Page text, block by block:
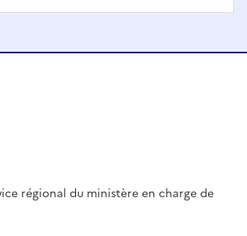
régional du ministère en charge de